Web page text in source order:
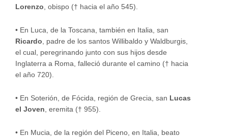
Lorenzo , obispo († hacia el año 545).
• En Luca, de la Toscana, también en Italia, san
Ricardo , padre de los santos Willibaldo y Waldburgis,
el cual, peregrinando junto con sus hijos desde
Inglaterra a Roma, falleció durante el camino († hacia
el año 720).
• En Soterión, de Fócida, región de Grecia, san Lucas
el Joven , eremita († 955).
• En Mucia, de la región del Piceno, en Italia, beato